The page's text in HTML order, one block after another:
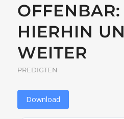
HIERHIN
WEITER
PREDIGTEN
Download